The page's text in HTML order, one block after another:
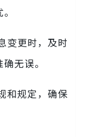
变更时，及时
无误。
和规定，确保